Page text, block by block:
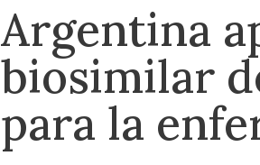
Argentina
biosimilar
para la